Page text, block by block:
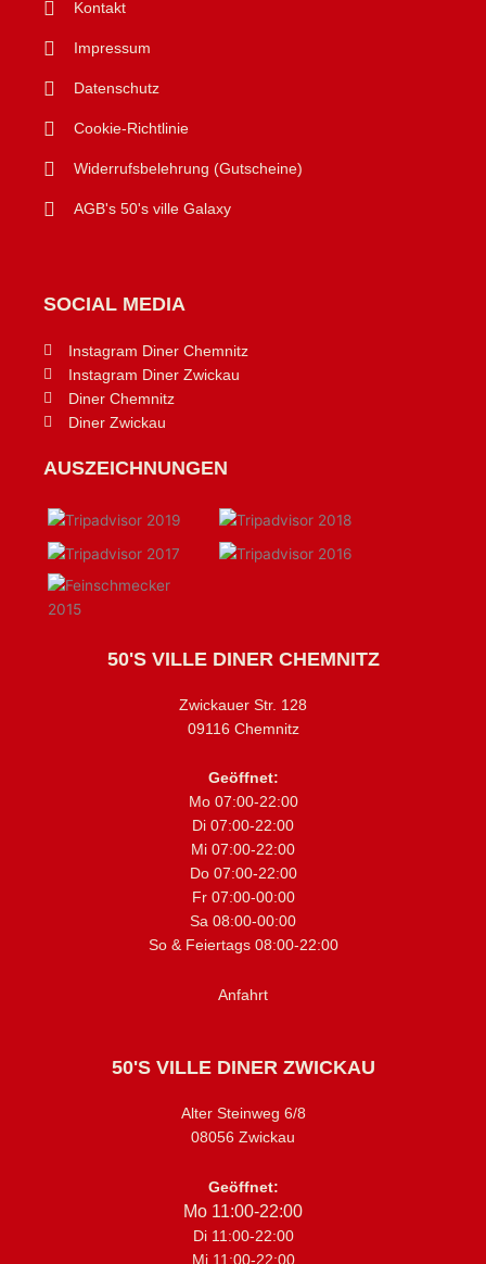
Kontakt
Impressum
Datenschutz
Cookie-Richtlinie
Widerrufsbelehrung (Gutscheine)
AGB's 50's ville Galaxy
SOCIAL MEDIA
Instagram Diner Chemnitz
Instagram Diner Zwickau
Diner Chemnitz
Diner Zwickau
AUSZEICHNUNGEN
50'S VILLE DINER CHEMNITZ
Zwickauer Str. 128
09116 Chemnitz
Geöffnet:
Mo 07:00-22:00
Di 07:00-22:00
Mi 07:00-22:00
Do 07:00-22:00
Fr 07:00-00:00
Sa 08:00-00:00
So & Feiertags 08:00-22:00
Anfahrt
50'S VILLE DINER ZWICKAU
Alter Steinweg 6/8
08056 Zwickau
Geöffnet:
Mo 11:00-22:00
Di 11:00-22:00
Mi 11:00-22:00